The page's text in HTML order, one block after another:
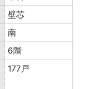
壁芯
南
6階
177戸